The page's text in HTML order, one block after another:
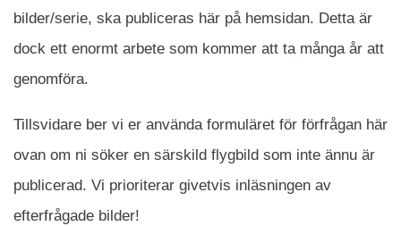
När du ser blåa, röda eller gröna mappar är det
en serie i varje. Dra i kartan för att komma
närmare det område Du söker och klicka på
mappen.
bilder/serie, ska publiceras här på hemsidan. Detta är
dock ett enormt arbete som kommer att ta många år att
genomföra.
Tillsvidare ber vi er använda formuläret för förfrågan här
ovan om ni söker en särskild flygbild som inte ännu är
publicerad. Vi prioriterar givetvis inläsningen av
efterfrågade bilder!